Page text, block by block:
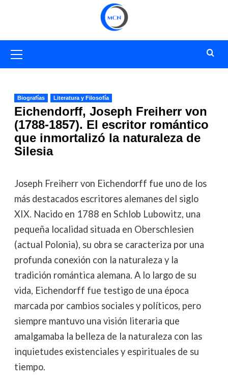
primario
Biografías Literatura y Filosofía
Eichendorff, Joseph Freiherr von
(1788-1857). El escritor romántico
que inmortalizó la naturaleza de
Silesia
Joseph Freiherr von Eichendorff fue uno de los
más destacados escritores alemanes del siglo
XIX. Nacido en 1788 en Schlob Lubowitz, una
pequeña localidad situada en Oberschlesien
(actual Polonia), su obra se caracteriza por una
profunda conexión con la naturaleza y la
tradición romántica alemana. A lo largo de su
vida, Eichendorff fue testigo de una época
marcada por cambios sociales y políticos, pero
siempre mantuvo una visión literaria que
amalgamaba la belleza de la naturaleza con las
inquietudes existenciales y espirituales de su
tiempo.